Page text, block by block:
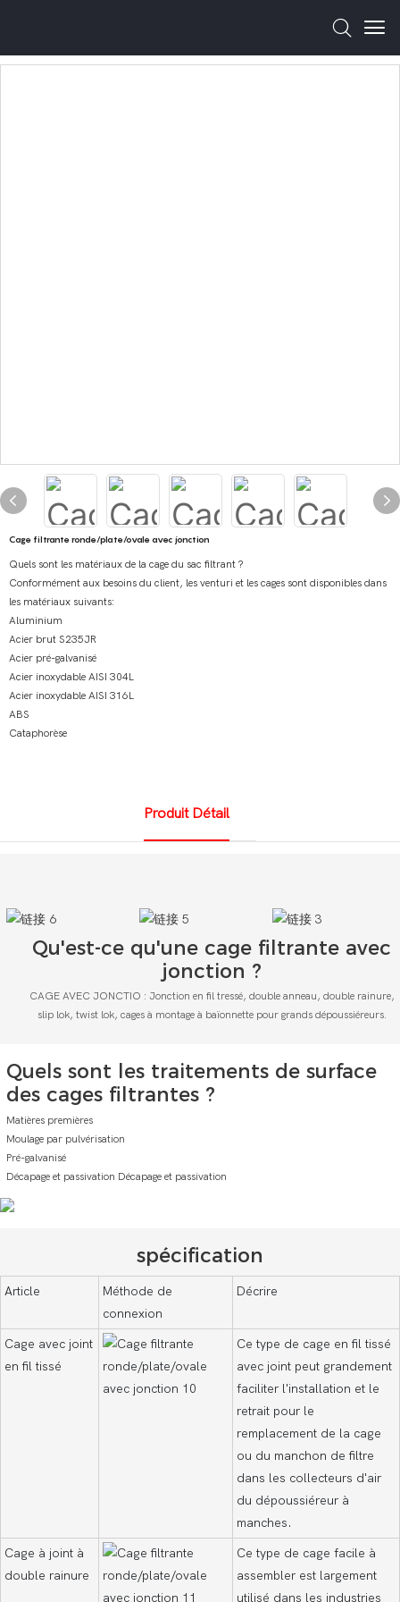
Cage filtrante ronde/plate/ovale avec jonction
Quels sont les matériaux de la cage du sac filtrant ?
Conformément aux besoins du client, les venturi et les cages sont disponibles dans
les matériaux suivants:
Aluminium
Acier brut S235JR
Acier pré-galvanisé
Acier inoxydable AISI 304L
Acier inoxydable AISI 316L
ABS
Cataphorèse
Produit Détail
Qu'est-ce qu'une cage filtrante avec
jonction ?
CAGE AVEC JONCTIO : Jonction en fil tressé, double anneau, double rainure,
slip lok, twist lok, cages à montage à baïonnette pour grands dépoussiéreurs.
Quels sont les traitements de surface
des cages filtrantes ?
Matières premières
Moulage par pulvérisation
Pré-galvanisé
Décapage et passivation Décapage et passivation
spécification
Article
Méthode de
connexion
Décrire
Cage avec joint
en fil tissé
Ce type de cage en fil tissé
avec joint peut grandement
faciliter l'installation et le
retrait pour le
remplacement de la cage
ou du manchon de filtre
dans les collecteurs d'air
du dépoussiéreur à
manches.
Cage à joint à
double rainure
Ce type de cage facile à
assembler est largement
utilisé dans les industries